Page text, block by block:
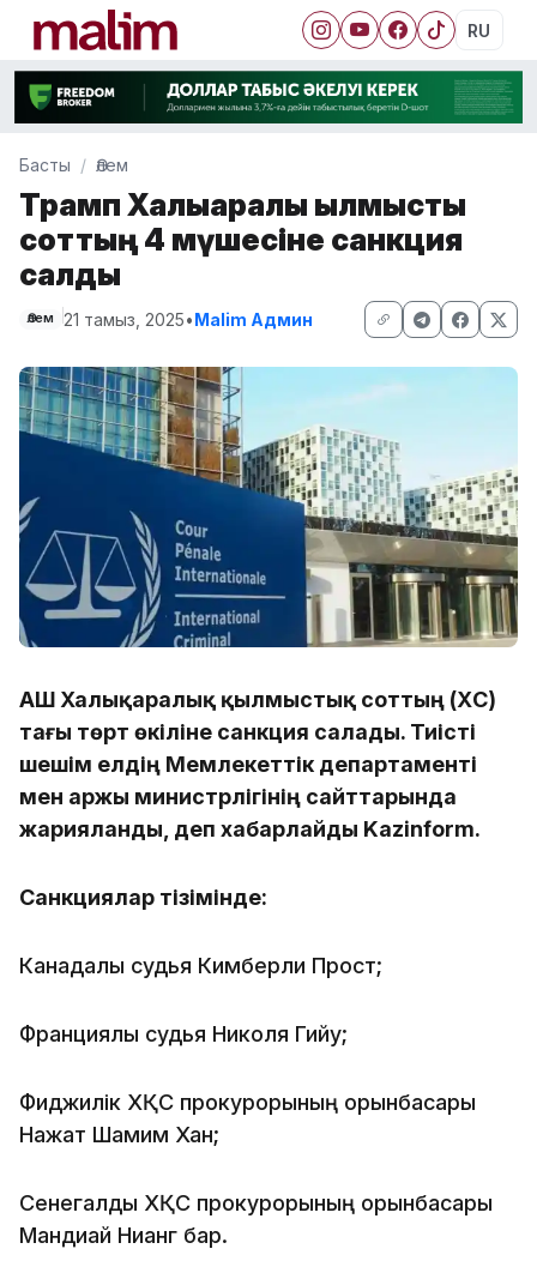
RU
Басты Әлем
Трамп Халықаралық қылмыстық
соттың 4 мүшесіне санкция
салды
Әлем 21 тамыз, 2025•Malim Админ
АҚШ Халықаралық қылмыстық соттың (ХҚС)
тағы төрт өкіліне санкция салады. Тиісті
шешім елдің Мемлекеттік департаменті
мен Қаржы министрлігінің сайттарында
жарияланды, деп хабарлайды Kazinform.
Санкциялар тізімінде:
Канадалық судья Кимберли Прост;
Франциялық судья Николя Гийу;
Фиджилік ХҚС прокурорының орынбасары
Нажат Шамим Хан;
Сенегалдық ХҚС прокурорының орынбасары
Мандиай Нианг бар.